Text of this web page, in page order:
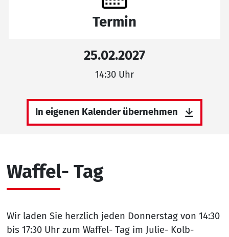
Waffel- Tag
Wir laden Sie herzlich jeden Donnerstag von 14:30
bis 17:30 Uhr zum Waffel- Tag im Julie- Kolb-
Termin
25.02.2027
14:30 Uhr
In eigenen Kalender übernehmen